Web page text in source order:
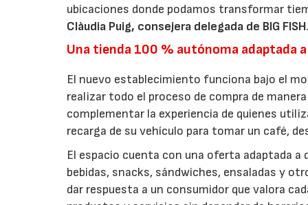
ubicaciones donde podamos transformar
Clàudia Puig, consejera delegada de BIG FISH
Una tienda 100 % autónoma adaptada
El nuevo establecimiento funciona bajo el
realizar todo el proceso de compra de
complementar la experiencia de quienes
recarga de su vehículo para tomar un café,
El espacio cuenta con una oferta adaptada
bebidas, snacks, sándwiches, ensaladas y
dar respuesta a un consumidor que valora